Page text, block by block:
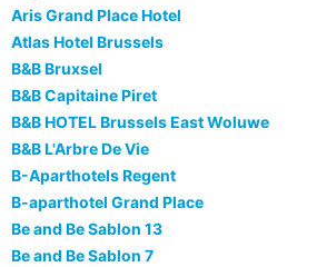
Aris Grand Place Hotel
Atlas Hotel Brussels
B&B Bruxsel
B&B Capitaine Piret
B&B HOTEL Brussels East Woluwe
B&B L'Arbre De Vie
B-Aparthotels Regent
B-aparthotel Grand Place
Be and Be Sablon 13
Be and Be Sablon 7